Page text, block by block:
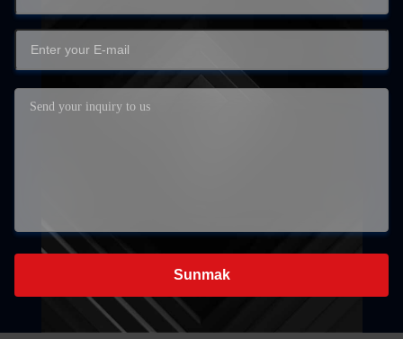
Sunmak